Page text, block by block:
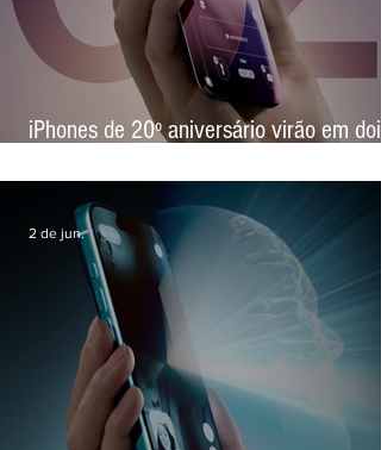
iPhones de 20º aniversário virão em dois
iPhone dobrável de 2ª geração
2 de jun.